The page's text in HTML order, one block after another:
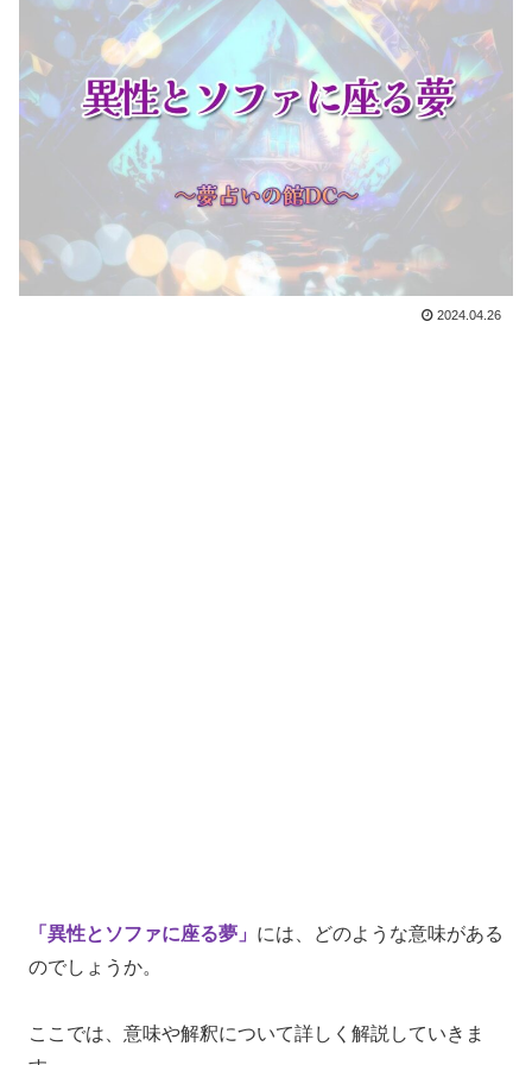
2024.04.26
「異性とソファに座る夢」 には、どのような意味がある
のでしょうか。
ここでは、意味や解釈について詳しく解説していきま